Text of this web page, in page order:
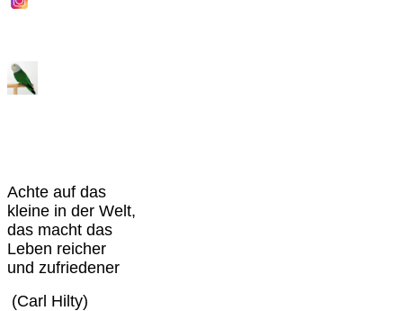
Achte auf das
kleine in der Welt,
das macht das
Leben reicher
und zufriedener
(Carl Hilty)